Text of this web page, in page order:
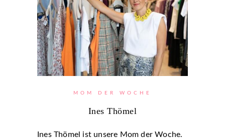
MOM DER WOCHE
Ines Thömel
Ines Thömel ist unsere Mom der Woche.